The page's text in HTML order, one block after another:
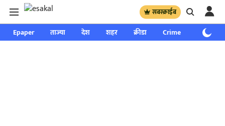
सबस्क्राईब
Epaper ताज्या देश शहर क्रीडा Crime साप्ताहिक